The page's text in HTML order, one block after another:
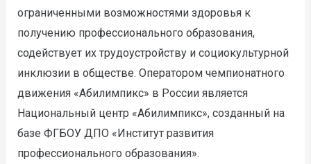
ограниченными возможностями здоровья к
получению профессионального образования,
содействует их трудоустройству и социокультурной
инклюзии в обществе. Оператором чемпионатного
движения «Абилимпикс» в России является
Национальный центр «Абилимпикс», созданный на
базе ФГБОУ ДПО «Институт развития
профессионального образования».